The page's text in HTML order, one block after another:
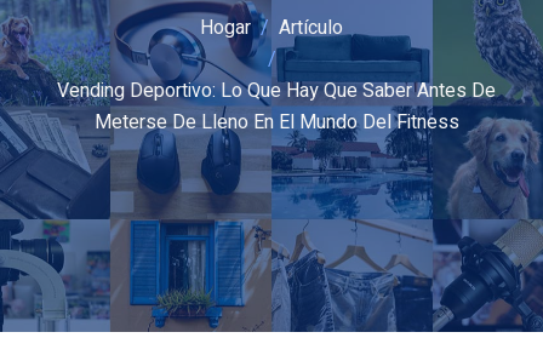
Hogar Artículo
Vending Deportivo: Lo Que Hay Que Saber Antes De
Meterse De Lleno En El Mundo Del Fitness